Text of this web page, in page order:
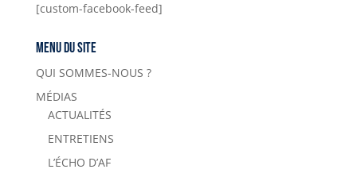
[custom-facebook-feed]
Menu du site
QUI SOMMES-NOUS ?
MÉDIAS
ACTUALITÉS
ENTRETIENS
L’ÉCHO D’AF